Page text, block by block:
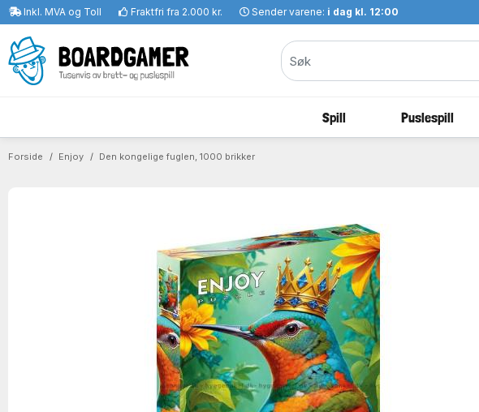
Inkl. MVA og Toll Fraktfri fra 2.000 kr. Sender varene: i dag kl. 12:00
Spill Puslespill
Forside Enjoy Den kongelige fuglen, 1000 brikker